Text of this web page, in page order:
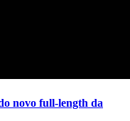
novo full-length da